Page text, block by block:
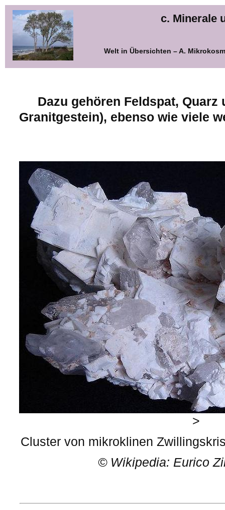
c. Minerale
Welt in Übersichten – A.
Dazu gehören Feldspat, Quarz
Granitgestein), ebenso wie viele
>
Cluster von mikroklinen
© Wikipedia: Eurico